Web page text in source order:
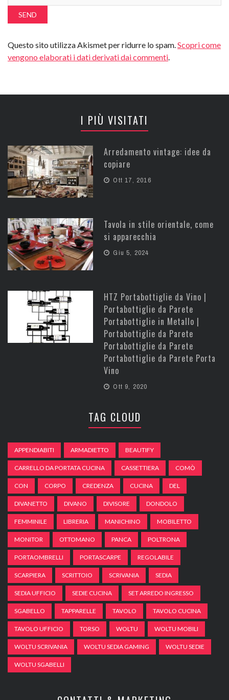
Questo sito utilizza Akismet per ridurre lo spam.Scopri come
vengono elaborati i dati derivati dai commenti.
I PIÙ VISITATI
Arredamento vintage: idee da
copiare
Ott 17, 2016
Tavola in stile orientale, come
si apparecchia
Giu 5, 2024
HTZ Portabottiglie da Vino |
Portabottiglie da Parete
Portabottiglie in Metallo |
Portabottiglie da Parete
Portabottiglie da Parete
Portabottiglie da Parete Porta
Vino
Ott 9, 2020
TAG CLOUD
APPENDIABITI ARMADIETTO BEAUTIFY
CARRELLO DA PORTATA CUCINA CASSETTIERA COMÒ
CON CORPO CREDENZA CUCINA DEL
DIVANETTO DIVANO DIVISORE DONDOLO
FEMMINILE LIBRERIA MANICHINO MOBILETTO
MONITOR OTTOMANO PANCA POLTRONA
PORTAOMBRELLI PORTASCARPE REGOLABILE
SCARPIERA SCRITTOIO SCRIVANIA SEDIA
SEDIA UFFICIO SEDIE CUCINA SET ARREDO INGRESSO
SGABELLO TAPPARELLE TAVOLO TAVOLO CUCINA
TAVOLO UFFICIO TORSO WOLTU WOLTU MOBILI
WOLTU SCRIVANIA WOLTU SEDIA GAMING WOLTU SEDIE
WOLTU SGABELLI